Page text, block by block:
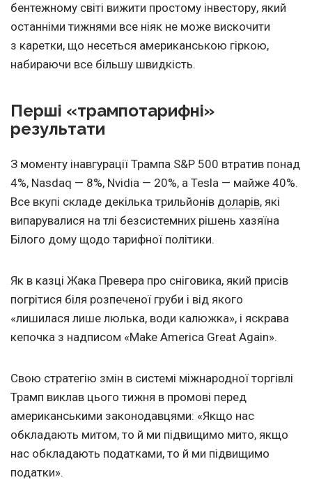
бентежному світі вижити простому інвестору, який
останніми тижнями все ніяк не може вискочити
з каретки, що несеться американською гіркою,
набираючи все більшу швидкість.
Перші «трампотарифні»
результати
З моменту інавгурації Трампа S&P 500 втратив понад
4%, Nasdaq — 8%, Nvidia — 20%, а Tesla — майже 40%.
Все вкупі складе декілька трильйонів доларів, які
випарувалися на тлі безсистемних рішень хазяїна
Білого дому щодо тарифної політики.
Як в казці Жака Превера про сніговика, який присів
погрітися біля розпеченої груби і від якого
«лишилася лише люлька, води калюжка», і яскрава
кепочка з надписом «Make America Great Again».
Свою стратегію змін в системі міжнародної торгівлі
Трамп виклав цього тижня в промові перед
американськими законодавцями: «Якщо нас
обкладають митом, то й ми підвищимо мито, якщо
нас обкладають податками, то й ми підвищимо
податки».